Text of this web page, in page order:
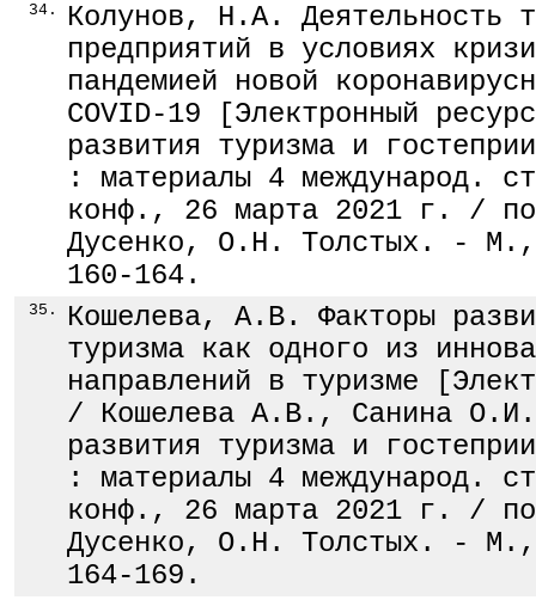
34.
Колунов, Н.А. Деятельность
предприятий в условиях
пандемией новой
COVID-19 [Электронный
развития туризма и
: материалы 4 международ.
конф., 26 марта 2021 г. /
Дусенко, О.Н. Толстых. -
160-164.
35.
Кошелева, А.В. Факторы
туризма как одного из
направлений в туризме
/ Кошелева А.В., Санина
развития туризма и
: материалы 4 международ.
конф., 26 марта 2021 г. /
Дусенко, О.Н. Толстых. -
164-169.